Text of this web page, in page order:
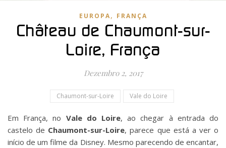
EUROPA, FRANÇA
Château de Chaumont-sur-
Loire, França
Dezembro 2, 2017
Chaumont-sur-Loire Vale do Loire
Em França, no Vale do Loire, ao chegar à entrada do
castelo de Chaumont-sur-Loire, parece que está a ver o
início de um filme da Disney. Mesmo parecendo de encantar,